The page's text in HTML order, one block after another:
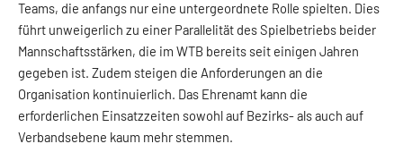
Teams, die anfangs nur eine untergeordnete Rolle spielten. Dies
führt unweigerlich zu einer Parallelität des Spielbetriebs beider
Mannschaftsstärken, die im WTB bereits seit einigen Jahren
gegeben ist. Zudem steigen die Anforderungen an die
Organisation kontinuierlich. Das Ehrenamt kann die
erforderlichen Einsatzzeiten sowohl auf Bezirks- als auch auf
Verbandsebene kaum mehr stemmen.